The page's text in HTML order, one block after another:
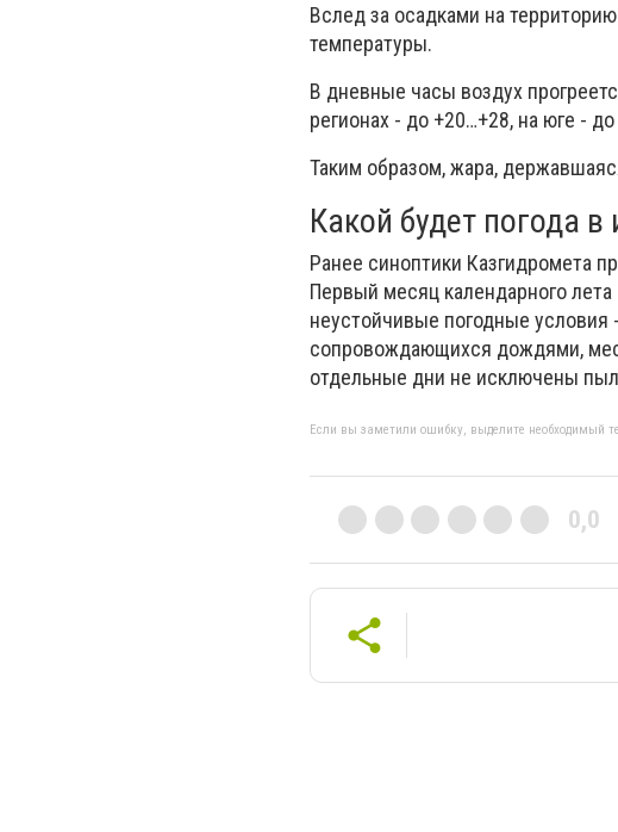
Вслед за осадками на
температуры.
В дневные часы воздух
регионах - до +20…+28, на юге -
Таким образом, жара,
Какой будет погода
Ранее синоптики Казгидромета
Первый месяц календарного
неустойчивые погодные
сопровождающихся дождями,
отдельные дни не исключены
Если вы заметили ошибку, выделите необходимый
0,0